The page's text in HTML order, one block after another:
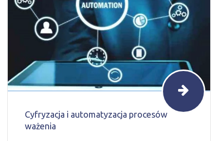
Cyfryzacja i automatyzacja procesów
ważenia